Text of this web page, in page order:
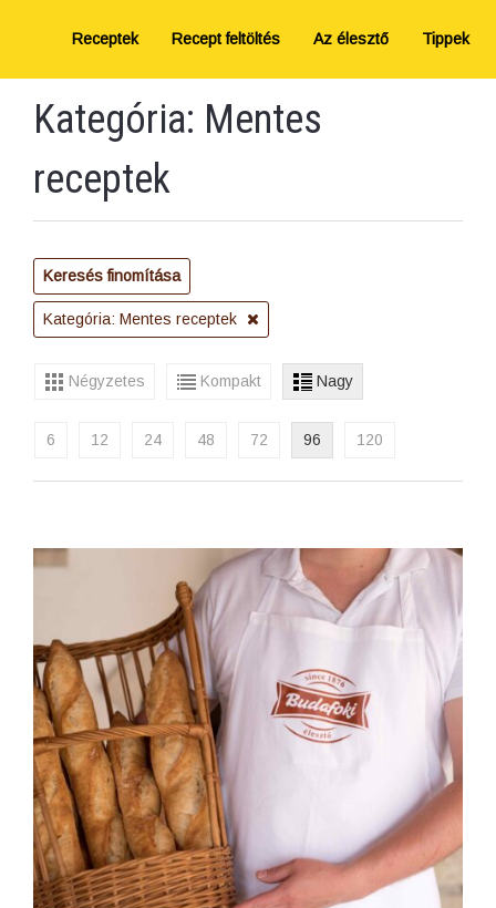
Receptek Recept feltöltés Az élesztő Tippek
Kategória: Mentes
receptek
Keresés finomítása
Kategória: Mentes receptek
Négyzetes Kompakt Nagy
6 12 24 48 72 96 120